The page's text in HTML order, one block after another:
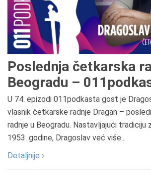
Poslednja četkarska
Beogradu –
U 74. epizodi 011podkasta gost je
vlasnik četkarske radnje Dragan –
radnje u Beogradu. Nastavljajući tradiciju
1953. godine, Dragoslav već više...
Detaljnije ›